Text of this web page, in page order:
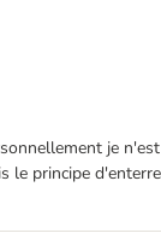
je
principe